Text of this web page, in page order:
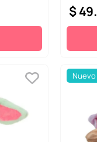
$49.
Nuevo